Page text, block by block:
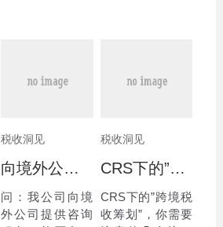
税收洞见
向境外公司提供咨询服务能否免征增值税
问：我公司向境
外公司提供咨询
税收洞见
CRS下的”跨境税收筹划”，你需要注意的几个坑
CRS下的”跨境税
收筹划”，你需要